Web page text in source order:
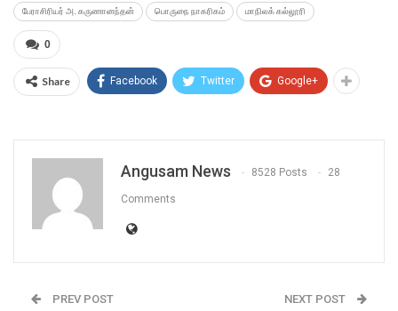
பேராசிரியர் அ. கருணானந்தன் பொருநை நாகரிகம் மாநிலக் கல்லூரி
0
Share Facebook Twitter Google+
Angusam News 8528 Posts 28
Comments
PREV POST NEXT POST